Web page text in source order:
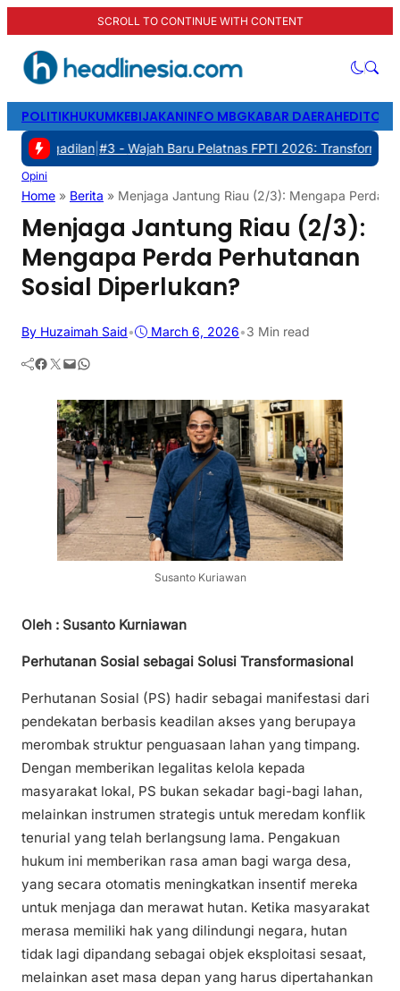
SCROLL TO CONTINUE WITH CONTENT
POLITIKHUKUMKEBIJAKANINFO MBGKABAR DAERAH
#3 - Wajah Baru Pelatnas FPTI 2026: Transformasi
Opini
Home » Berita » Menjaga Jantung Riau (2/3): Mengapa Perda
Menjaga Jantung Riau (2/3):
Mengapa Perda Perhutanan
Sosial Diperlukan?
By Huzaimah Said• March 6, 2026•3 Min read
Facebook Twitter Mail WhatsApp
Susanto Kuriawan
Oleh : Susanto Kurniawan
Perhutanan Sosial sebagai Solusi Transformasional
Perhutanan Sosial (PS) hadir sebagai manifestasi dari
pendekatan berbasis keadilan akses yang berupaya
merombak struktur penguasaan lahan yang timpang.
Dengan memberikan legalitas kelola kepada
masyarakat lokal, PS bukan sekadar bagi-bagi lahan,
melainkan instrumen strategis untuk meredam konflik
tenurial yang telah berlangsung lama. Pengakuan
hukum ini memberikan rasa aman bagi warga desa,
yang secara otomatis meningkatkan insentif mereka
untuk menjaga dan merawat hutan. Ketika masyarakat
merasa memiliki hak yang dilindungi negara, hutan
tidak lagi dipandang sebagai objek eksploitasi sesaat,
melainkan aset masa depan yang harus dipertahankan